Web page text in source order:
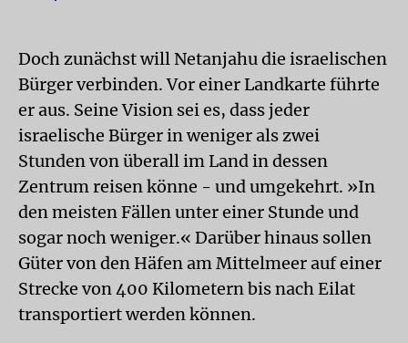
Doch zunächst will Netanjahu die israelischen
Bürger verbinden. Vor einer Landkarte führte
er aus. Seine Vision sei es, dass jeder
israelische Bürger in weniger als zwei
Stunden von überall im Land in dessen
Zentrum reisen könne - und umgekehrt. »In
den meisten Fällen unter einer Stunde und
sogar noch weniger.« Darüber hinaus sollen
Güter von den Häfen am Mittelmeer auf einer
Strecke von 400 Kilometern bis nach Eilat
transportiert werden können.